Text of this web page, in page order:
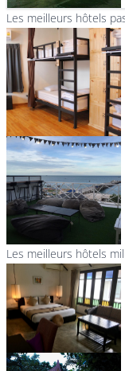
Les meilleurs hôtels
Les meilleurs hôtels